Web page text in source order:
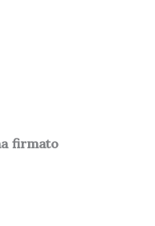
firmato